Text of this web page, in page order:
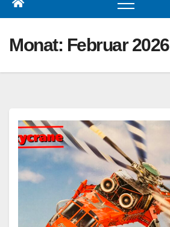
Monat: Februar 2026